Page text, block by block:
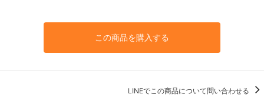
この商品を購入する
LINEでこの商品について問い合わせる